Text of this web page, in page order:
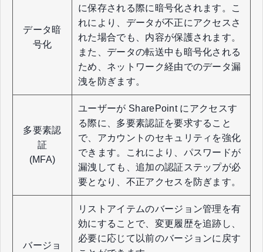
データ暗
号化
に保存される際に暗号化されます。こ
れにより、データが不正にアクセスさ
れた場合でも、内容が保護されます。
また、データの転送中も暗号化される
ため、ネットワーク経由でのデータ漏
洩を防ぎます。
多要素認
証
(MFA)
ユーザーが SharePoint にアクセスす
る際に、多要素認証を要求すること
で、アカウントのセキュリティを強化
できます。これにより、パスワードが
漏洩しても、追加の認証ステップが必
要となり、不正アクセスを防ぎます。
バージョ
リストアイテムのバージョン管理を有
効にすることで、変更履歴を追跡し、
必要に応じて以前のバージョンに戻す